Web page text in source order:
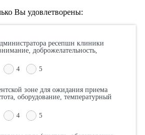
Вы удовлетворены:
ресепшн клиники
доброжелательность,
4 5
зоне для ожидания приема
оборудование, температурный
4 5